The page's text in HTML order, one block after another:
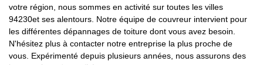
votre région, nous sommes en activité sur toutes les villes
94230et ses alentours. Notre équipe de couvreur intervient pour
les différentes dépannages de toiture dont vous avez besoin.
N'hésitez plus à contacter notre entreprise la plus proche de
vous. Expérimenté depuis plusieurs années, nous assurons des